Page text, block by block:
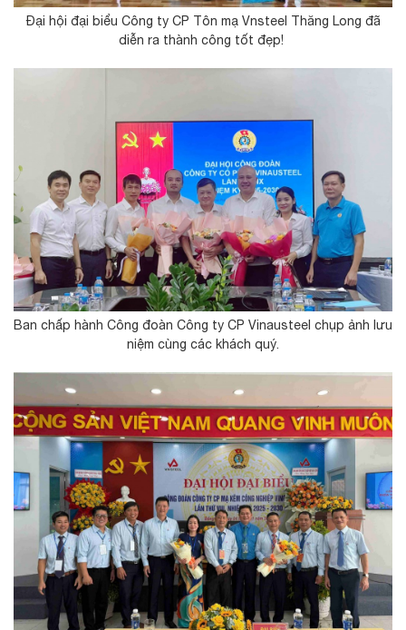
Đại hội đại biểu Công ty CP Tôn mạ Vnsteel Thăng Long đã
diễn ra thành công tốt đẹp!
Ban chấp hành Công đoàn Công ty CP Vinausteel chụp ảnh lưu
niệm cùng các khách quý.